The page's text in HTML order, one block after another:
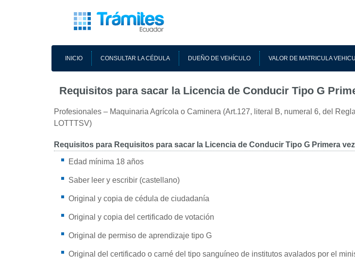
INICIO CONSULTAR LA CÉDULA DUEÑO DE VEHÍCULO VALOR DE MATRICULA
Requisitos para sacar la Licencia de Conducir Tipo G
Profesionales – Maquinaria Agrícola o Caminera (Art.127, literal B, numeral 6, del
LOTTTSV)
Requisitos para Requisitos para sacar la Licencia de Conducir Tipo G Primera vez
Edad mínima 18 años
Saber leer y escribir (castellano)
Original y copia de cédula de ciudadanía
Original y copia del certificado de votación
Original de permiso de aprendizaje tipo G
Original del certificado o carné del tipo sanguíneo de institutos avalados por el